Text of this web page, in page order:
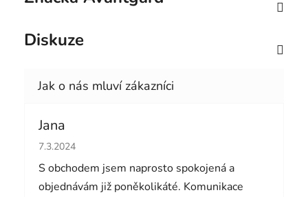
Diskuze
Jana
Hodnocení obchodu je 5 z 5 hvězdiček.
7.3.2024
S obchodem jsem naprosto spokojená a
objednávám již poněkolikáté. Komunikace